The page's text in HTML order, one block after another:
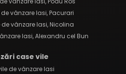
vânzare Iasi, Pacurari
vânzare Iasi, Nicolina
Iasi, Alexandru cel Bun
case vile
de vânzare Iasi